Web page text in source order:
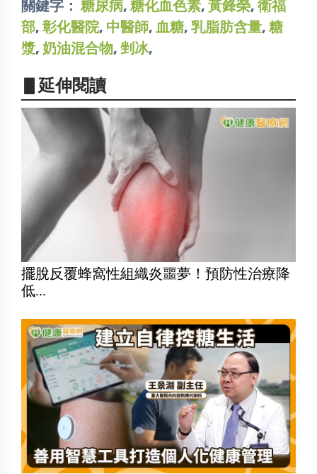
關鍵字： 糖尿病, 糖化血色素, 黃鋒榮, 衛福
部, 彰化醫院, 中醫師, 血糖, 乳脂肪含量, 糖
漿, 奶油混合物, 剉冰,
▋延伸閱讀
擺脫反覆蜂窩性組織炎噩夢！預防性治療降
低...